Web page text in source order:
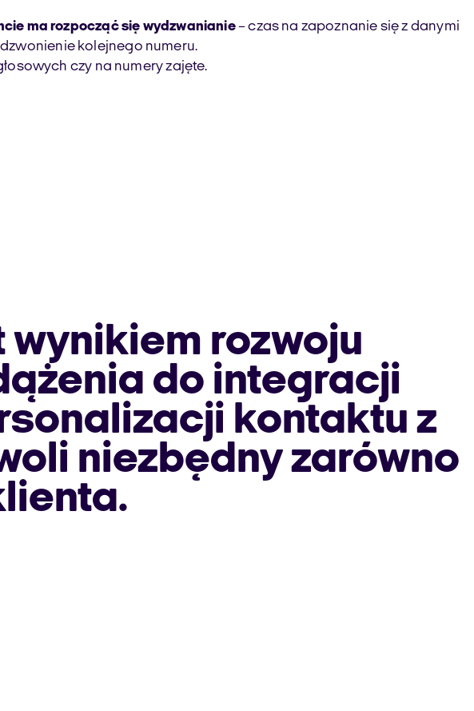
ma rozpocząć się wydzwanianie– czas na zapoznanie się z danymi
kolejnego numeru.
czy na numery zajęte.
rozwoju
do integracji
kontaktu z
niezbędny zarówno